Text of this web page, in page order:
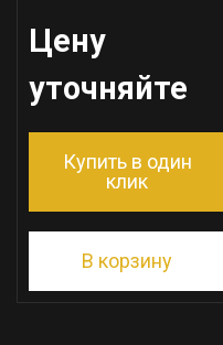
Цену
уточняйте
Купить в один
клик
В корзину